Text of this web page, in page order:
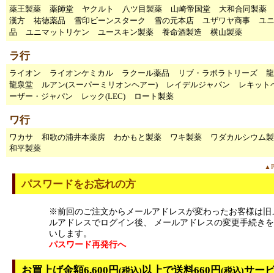
薬王製薬 薬師堂 ヤクルト 八ツ目製薬 山崎帝国堂
大和合同製薬
漢方
祐徳薬品 雪印ビーンスターク 雪の元本店 ユザワヤ商事
ユ
品
ユニマットリケン ユースキン製薬 養命酒製造 横山製薬
ラ行
ライオン ライオンケミカル ラクール薬品 リブ・ラボラトリーズ
龍泉堂
ルアン(スーパーミリオンヘアー) レイデルジャパン
レキット
ーザー・ジャパン
レック(LEC) ロート製薬
ワ行
ワカサ 和歌の浦井本薬房 わかもと製薬 ワキ製薬
ワダカルシウム
和平製薬
パスワードをお忘れの方
※前回のご注文からメールアドレスが変わったお客様は旧
ルアドレスでログイン後、 メールアドレスの変更手続き
いします。
パスワード再発行へ
お買上げ金額6,600円(税込)以上で送料660円(税込)サー